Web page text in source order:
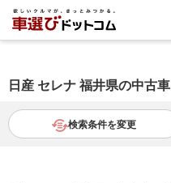
日産 セレナ 福井県の中古車
検索条件を変更